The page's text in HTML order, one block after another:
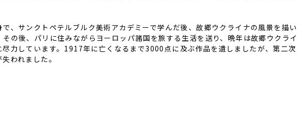
、サンクトペテルブルク美術アカデミーで学んだ後、故郷ウクライナの風景を描い
の後、パリに住みながらヨーロッパ諸国を旅する生活を送り、晩年は故郷ウクライ
力しています。 1917年に亡くなるまで3000 点に及ぶ作品を遺しましたが、第二次
われました。